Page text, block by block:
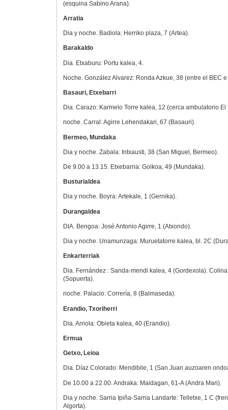
(esquina Sabino Arana).
Arratia
Dia y noche. Badiola: Herriko plaza, 7 (Artea).
Barakaldo
Dia. Etxaburu: Portu kalea, 4.
Noche. González Alvarez: Ronda Azkue, 38 (entre el BEC
Basauri, Etxebarri
Dia. Carazo: Karmelo Torre kalea, 12 (cerca ambulatorio
noche. Carral: Agirre Lehendakari, 67 (Basauri).
Bermeo, Mundaka
Dia y noche. Zabala: Intxausti, 38 (San Miguel, Bermeo).
De 9.00 a 13.15. Etxebarria: Goikoa, 49 (Mundaka).
Busturialdea
Dia y noche. Boyra: Artekale, 1 (Gernika).
Durangaldea
DIA. Bengoa: José Antonio Agirre, 1 (Atxondo).
Dia y noche. Unamunzaga: Muruetatorre kalea, bl. 2C
Enkarterriak
Dia. Fernández : Sanda-mendi kalea, 4 (Gordexola).
(Sopuerta).
noche. Palacio: Correría, 8 (Balmaseda).
Erandio, Txoriherri
Dia. Arriola: Obieta kalea, 40 (Erandio).
Ermua
Getxo, Leioa
Dia. Díaz Colorado: Mendibile, 1 (San Juan auzoaren
De 10.00 a 22.00. Andraka: Maidagan, 61-A (Andra Mari).
Dia y noche. Sarria Ipiña-Sarria Landarte: Telletxe, 1 C
Algorta).